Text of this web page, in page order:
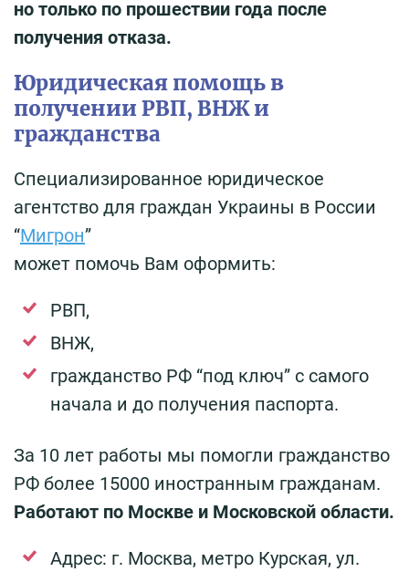
но только по прошествии года после
получения отказа.
Юридическая помощь в
получении РВП, ВНЖ и
гражданства
Специализированное юридическое
агентство для граждан Украины в России
“Мигрон”
может помочь Вам оформить:
РВП,
ВНЖ,
гражданство РФ “под ключ” с самого
начала и до получения паспорта.
За 10 лет работы мы помогли гражданство
РФ более 15000 иностранным гражданам.
Работают по Москве и Московской области.
Адрес: г. Москва, метро Курская, ул.